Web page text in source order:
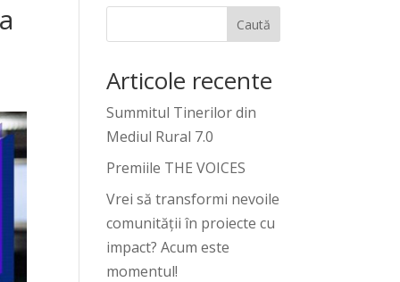
Caută
Articole recente
Summitul Tinerilor din
Mediul Rural 7.0
Premiile THE VOICES
Vrei să transformi nevoile
comunității în proiecte cu
impact? Acum este
momentul!